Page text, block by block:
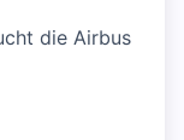
die Airbus